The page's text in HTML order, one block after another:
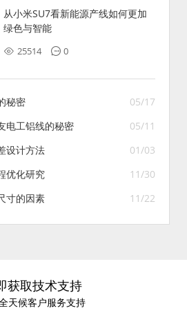
从小米SU7看新能源产线如何更加
绿色与智能
25514 0
05/17
秘密
05/11
电工铝线的秘密
01/03
设计方法
11/30
优化研究
11/22
寸的因素
获取技术支持
天候客户服务支持